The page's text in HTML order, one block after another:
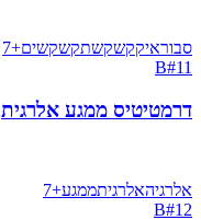
סבוראיקקשקשתקשקשים+
7
B#11
דרמטיטיס ממגע אלרגית
אלרגיהאלרגיתממגע+
7
B#12